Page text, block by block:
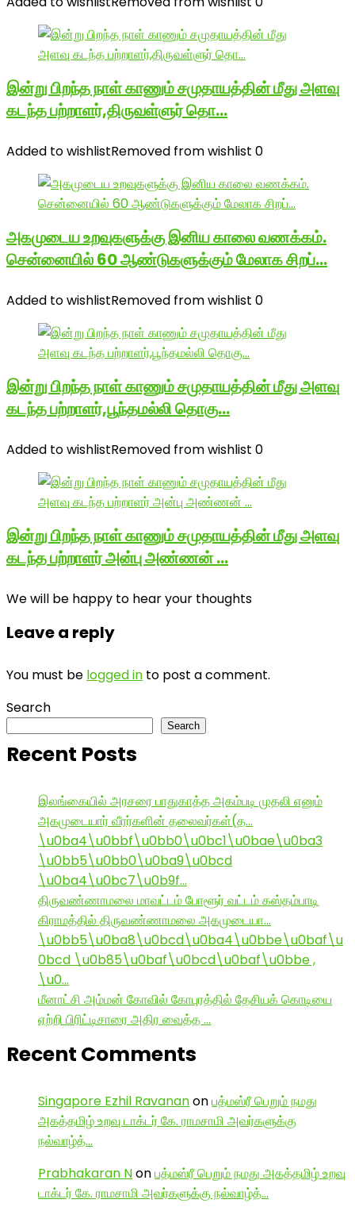
இன்று பிறந்த நாள் காணும் சமுதாயத்தின் மீது அளவு
கடந்த பற்றாளர்,திருவள்ளுர் தொ…
Added to wishlistRemoved from wishlist 0
அகமுடைய உறவுகளுக்கு இனிய காலை வணக்கம்.
சென்னையில் 60 ஆண்டுகளுக்கும் மேலாக சிறப்…
Added to wishlistRemoved from wishlist 0
இன்று பிறந்த நாள் காணும் சமுதாயத்தின் மீது அளவு
கடந்த பற்றாளர்,பூந்தமல்லி தொகு…
Added to wishlistRemoved from wishlist 0
இன்று பிறந்த நாள் காணும் சமுதாயத்தின் மீது அளவு
கடந்த பற்றாளர் அன்பு அண்ணன் …
We will be happy to hear your thoughts
Leave a reply
You must be logged in to post a comment.
Search
Search
Recent Posts
இலங்கையில் அரசரை பாதுகாத்த அகம்படி முதலி எனும்
அகமுடையார் வீரர்களின் தலைவர்கள்(த…
\u0ba4\u0bbf\u0bb0\u0bc1\u0bae\u0ba3
\u0bb5\u0bb0\u0ba9\u0bcd
\u0ba4\u0bc7\u0b9f…
திருவண்ணாமலை மாவட்டம் போளூர் வட்டம் கஸ்தம்பாடி
கிராமத்தில் திருவண்ணாமலை அகமுடையா…
\u0bb5\u0ba8\u0bcd\u0ba4\u0bbe\u0baf\u
0bcd \u0b85\u0baf\u0bcd\u0baf\u0bbe ,
\u0…
மீனாட்சி அம்மன் கோவில் கோபுரத்தில் தேசியக் கொடியை
ஏற்றி பிரிட்டிசாரை அதிர வைத்த …
Recent Comments
Singapore Ezhil Ravananonபத்மஸ்ரீ பெறும் நமது
அகத்தமிழ் உறவு டாக்டர் கே. ராமசாமி அவர்களுக்கு
நல்வாழ்த்…
Prabhakaran Nonபத்மஸ்ரீ பெறும் நமது அகத்தமிழ் உறவு
டாக்டர் கே. ராமசாமி அவர்களுக்கு நல்வாழ்த்…